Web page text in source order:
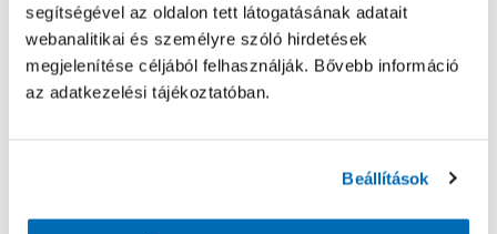
segítségével az oldalon tett látogatásának adatait
webanalitikai és személyre szóló hirdetések
megjelenítése céljából felhasználják. Bővebb információ
az adatkezelési tájékoztatóban.
Beállítások